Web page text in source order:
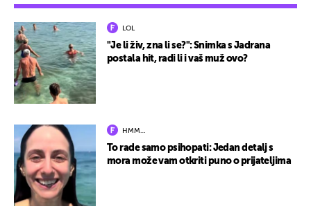
LOL
"Je li živ, zna li se?": Snimka s Jadrana
postala hit, radi li i vaš muž ovo?
HMM…
To rade samo psihopati: Jedan detalj s
mora može vam otkriti puno o prijateljima